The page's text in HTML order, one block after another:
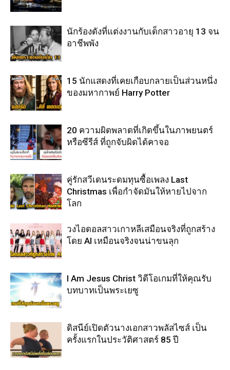
นักร้องดังที่แต่งงานกับเด็กสาวอายุ 13 จน
อาชีพพัง
15 นักแสดงที่เคยเกือบกลายเป็นส่วนหนึ่ง
ของมหากาพย์ Harry Potter
20 ความผิดพลาดที่เกิดขึ้นในภาพยนตร์
หรือซีรีส์ ที่ถูกจับผิดได้คาจอ
คู่รักสวีเดนระดมทุนซื้อเพลง Last
Christmas เพื่อกำจัดมันให้หายไปจาก
โลก
วงไอดอลสาวเกาหลีเสมือนจริงที่ถูกสร้าง
โดย AI เหมือนจริงจนน่าขนลุก
I Am Jesus Christ วิดีโอเกมที่ให้คุณรับ
บทบาทเป็นพระเยซู
ดิสนีย์เปิดตัวนางเอกสาวพลัสไซส์ เป็น
ครั้งแรกในประวัติศาสตร์ 85 ปี